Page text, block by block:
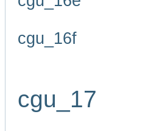
cgu_16f
cgu_17